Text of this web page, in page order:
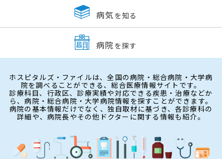
病気 を知る
病院 を探す
ホスピタルズ・ファイルは、全国の病院・総合病院・大学病
院を調べることができる、総合医療情報サイトです。
診療科目、行政区、診療実績や対応できる疾患・治療などか
ら、病院・総合病院・大学病院情報を探すことができます。
病院の基本情報だけでなく、独自取材に基づき、各診療科の
詳細や、病院長やその他ドクターに関する情報も紹介。